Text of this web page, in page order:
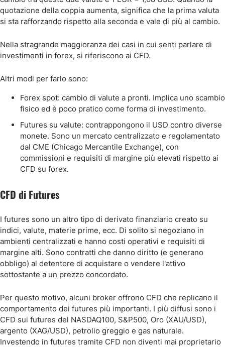
quotazione della coppia aumenta, significa che la prima valuta
si sta rafforzando rispetto alla seconda e vale di più al cambio.
Nella stragrande maggioranza dei casi in cui senti parlare di
investimenti in forex, si riferiscono ai CFD.
Altri modi per farlo sono:
Forex spot: cambio di valute a pronti. Implica uno scambio
fisico ed è poco pratico come forma di investimento.
Futures su valute: contrappongono il USD contro diverse
monete. Sono un mercato centralizzato e regolamentato
dal CME (Chicago Mercantile Exchange), con
commissioni e requisiti di margine più elevati rispetto ai
CFD su forex.
CFD di Futures
I futures sono un altro tipo di derivato finanziario creato su
indici, valute, materie prime, ecc. Di solito si negoziano in
ambienti centralizzati e hanno costi operativi e requisiti di
margine alti. Sono contratti che danno diritto (e generano
obbligo) al detentore di acquistare o vendere l'attivo
sottostante a un prezzo concordato.
Per questo motivo, alcuni broker offrono CFD che replicano il
comportamento dei futures più importanti. I più diffusi sono i
CFD sui futures del NASDAQ100, S&P500, Oro (XAU/USD),
argento (XAG/USD), petrolio greggio e gas naturale.
Investendo in futures tramite CFD non diventi mai proprietario